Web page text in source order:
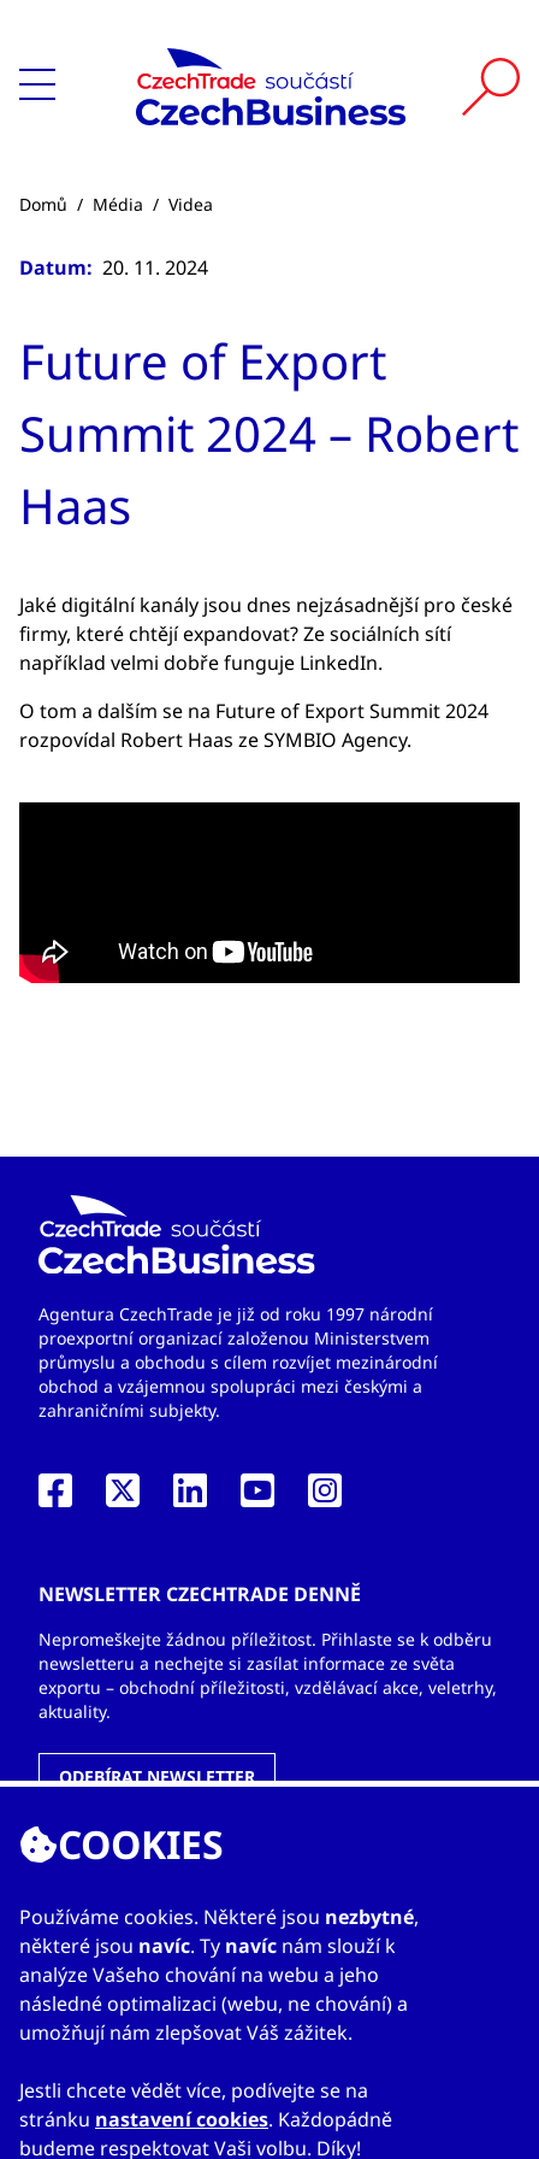
Domů / Média / Videa
Datum: 20. 11. 2024
Future of Export
Summit 2024 – Robert
Haas
Jaké digitální kanály jsou dnes nejzásadnější pro české
firmy, které chtějí expandovat? Ze sociálních sítí
například velmi dobře funguje LinkedIn.
O tom a dalším se na Future of Export Summit 2024
rozpovídal Robert Haas ze SYMBIO Agency.
Agentura CzechTrade je již od roku 1997 národní
proexportní organizací založenou Ministerstvem
průmyslu a obchodu s cílem rozvíjet mezinárodní
obchod a vzájemnou spolupráci mezi českými a
zahraničními subjekty.
NEWSLETTER CZECHTRADE DENNĚ
Nepromeškejte žádnou příležitost. Přihlaste se k odběru
newsletteru a nechejte si zasílat informace ze světa
exportu – obchodní příležitosti, vzdělávací akce, veletrhy,
aktuality.
ODEBÍRAT NEWSLETTER
ODKAZY
O nás
Zahraniční kanceláře
Služby
Kontakty
COOKIES
Používáme cookies. Některé jsou nezbytné,
některé jsou navíc. Ty navíc nám slouží k
analýze Vašeho chování na webu a jeho
následné optimalizaci (webu, ne chování) a
umožňují nám zlepšovat Váš zážitek.
Jestli chcete vědět více, podívejte se na
stránku nastavení cookies. Každopádně
budeme respektovat Vaši volbu. Díky!